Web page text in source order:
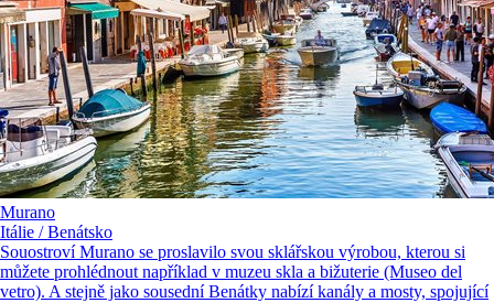
Murano
Itálie / Benátsko
Souostroví Murano se proslavilo svou sklářskou výrobou, kterou si
můžete prohlédnout například v muzeu skla a bižuterie (Museo del
vetro). A stejně jako sousední Benátky nabízí kanály a mosty, spojující